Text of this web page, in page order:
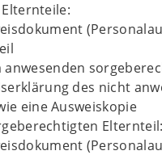
anwesenden
des nicht
eine Ausweiskopie
Elternteil: